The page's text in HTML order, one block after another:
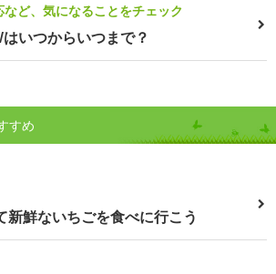
ど、気になることをチェック
いつからいつまで？
すめ
新鮮ないちごを食べに行こう